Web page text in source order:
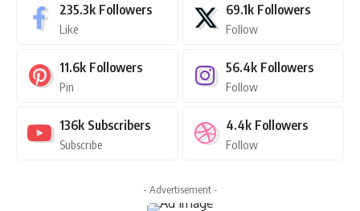
235.3k Followers
Like
69.1k Followers
Follow
11.6k Followers
Pin
56.4k Followers
Follow
136k Subscribers
Subscribe
4.4k Followers
Follow
- Advertisement -